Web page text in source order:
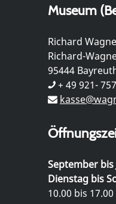
Museum
Richard
Richard-
95444
+ 49 921-
September bis
Dienstag bis
10.00 bis